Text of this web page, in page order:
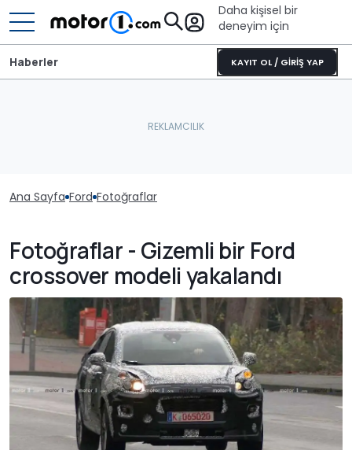
Daha kişisel bir
deneyim için
KAYIT OL / GİRİŞ YAP
Haberler
Ana Sayfa Ford Fotoğraflar
Fotoğraflar - Gizemli bir Ford
crossover modeli yakalandı